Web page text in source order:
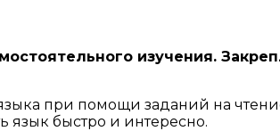
изучения.
при помощи заданий на
язык быстро и интересно.